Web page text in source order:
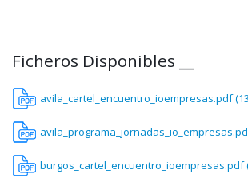
Ficheros Disponibles __
avila_cartel_encuentro_ioempresas.pdf
burgos_cartel_encuentro_ioempresas.pdf